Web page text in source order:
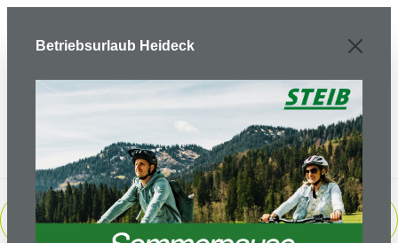
PRODUKTE FILTERN
Betriebsurlaub Heideck